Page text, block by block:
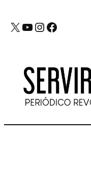
contenido
X YouTube
Instagram
Facebook